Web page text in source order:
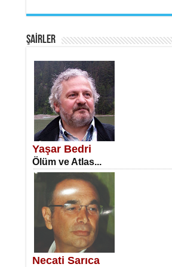
SATILMIŞ ÜMİT ÇETİNKAYA
Erkenlik...
NECLA DİLEK ARSLAN
Öğretmenler Günü Mahkemesi...
ŞAİRLER
Yaşar Bedri
Ölüm ve Atlas...
Necati Sarıca